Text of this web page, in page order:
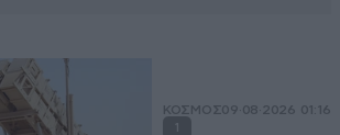
ΚΟΣΜΟΣ09·08·2026 01:16
1